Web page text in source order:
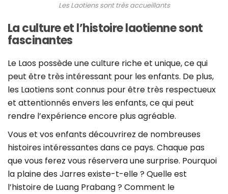
Les Laotiens sont très accueillants
La culture et l’histoire laotienne sont
fascinantes
Le Laos possède une culture riche et unique, ce qui
peut être très intéressant pour les enfants. De plus,
les Laotiens sont connus pour être très respectueux
et attentionnés envers les enfants, ce qui peut
rendre l’expérience encore plus agréable.
Vous et vos enfants découvrirez de nombreuses
histoires intéressantes dans ce pays. Chaque pas
que vous ferez vous réservera une surprise. Pourquoi
la plaine des Jarres existe-t-elle ? Quelle est
l’histoire de Luang Prabang ? Comment le